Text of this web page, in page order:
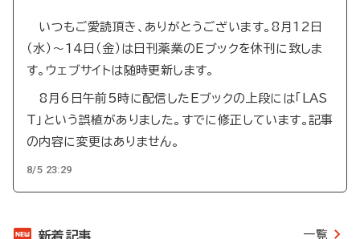
いつもご愛読頂き、ありがとうございます。8月12日
（水）～14日（金）は日刊薬業のEブックを休刊に致しま
す。ウェブサイトは随時更新します。
8月6日午前5時に配信したEブックの上段には「LAS
T」という誤植がありました。すでに修正しています。記事
の内容に変更はありません。
8/5 23:29
新着記事 一覧